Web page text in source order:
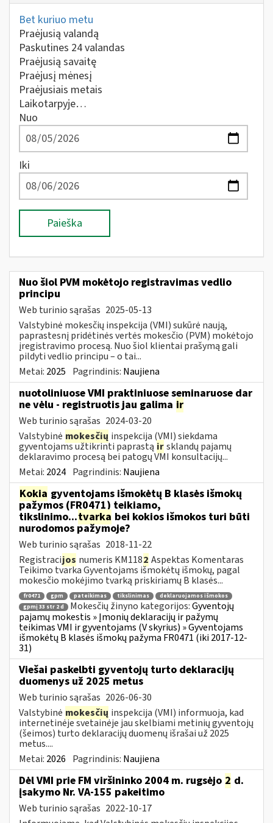
Bet kuriuo metu
Praėjusią valandą
Paskutines 24 valandas
Praėjusią savaitę
Praėjusį mėnesį
Praėjusiais metais
Laikotarpyje…
Nuo
Iki
Paieška
Nuo šiol PVM mokėtojo registravimas vedlio
principu
Web turinio sąrašas 2025-05-13
Valstybinė mokesčių inspekcija (VMI) sukūrė naują,
paprastesnį pridėtinės vertės mokesčio (PVM) mokėtojo
įregistravimo procesą. Nuo šiol klientai prašymą gali
pildyti vedlio principu – o tai...
Metai: 2025 Pagrindinis: Naujiena
nuotoliniuose VMI praktiniuose seminaruose dar
ne vėlu - registruotis jau galima ir
Web turinio sąrašas 2024-03-20
Valstybinė mokesčių inspekcija (VMI) siekdama
gyventojams užtikrinti paprastą irsklandų pajamų
deklaravimo procesą bei patogų VMI konsultacijų...
Metai: 2024 Pagrindinis: Naujiena
Kokia gyventojams išmokėtų B klasės išmokų
pažymos (FR0471) teikiamo,
tikslinimo...tvarka bei kokios išmokos turi būti
nurodomos pažymoje?
Web turinio sąrašas 2018-11-22
Registracijos numeris KM1182 Aspektas Komentaras
Teikimo tvarka Gyventojams išmokėtų išmokų, pagal
mokesčio mokėjimo tvarką priskiriamų B klasės...
fr0471 gpm pateikimas tikslinimas
deklaruojamos išmokos
gpmį 33 str 2 d
Mokesčių žinyno kategorijos:Gyventojų
pajamų mokestis » Įmonių deklaracijų ir pažymų
teikimas VMI ir gyventojams (V skyrius) » Gyventojams
išmokėtų B klasės išmokų pažyma FR0471 (iki 2017-12-
31)
Viešai paskelbti gyventojų turto deklaracijų
duomenys už 2025 metus
Web turinio sąrašas 2026-06-30
Valstybinė mokesčių inspekcija (VMI) informuoja, kad
internetinėje svetainėje jau skelbiami metinių gyventojų
(šeimos) turto deklaracijų duomenų išrašai už 2025
metus....
Metai: 2026 Pagrindinis: Naujiena
Dėl VMI prie FM viršininko 2004 m. rugsėjo 2 d.
įsakymo Nr. VA-155 pakeitimo
Web turinio sąrašas 2022-10-17